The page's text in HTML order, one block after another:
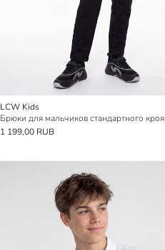
LCW Kids
Брюки для мальчиков стандартного кроя
1 199,00 RUB